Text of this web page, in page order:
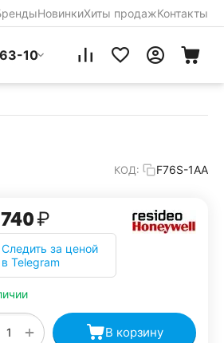
НовинкиХиты продажКонтакты
10
КОД: F76S-1AA
₽
Следить за ценой
в Telegram
+ В корзину